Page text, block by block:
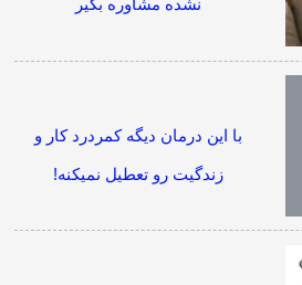
نشده مشاوره بگیر
با این درمان دیگه کمردرد کار و
زندگیت رو تعطیل نمیکنه!